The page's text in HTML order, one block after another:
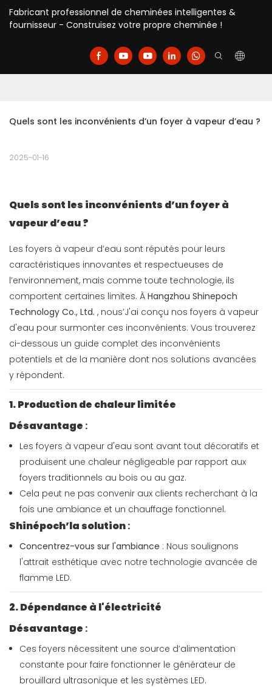
Fabricant professionnel de cheminées intelligentes &
fournisseur - Construisez votre propre cheminée !
Quels sont les inconvénients d’un foyer à vapeur d’eau ?
2025-01-16
Quels sont les inconvénients d’un foyer à
vapeur d’eau ?
Les foyers à vapeur d’eau sont réputés pour leurs
caractéristiques innovantes et respectueuses de
l’environnement, mais comme toute technologie, ils
comportent certaines limites. À Hangzhou Shinepoch
Technology Co., Ltd. , nous’J'ai conçu nos foyers à vapeur
d'eau pour surmonter ces inconvénients. Vous trouverez
ci-dessous un guide complet des inconvénients
potentiels et de la manière dont nos solutions avancées
y répondent.
1. Production de chaleur limitée
Désavantage :
Les foyers à vapeur d'eau sont avant tout décoratifs et
produisent une chaleur négligeable par rapport aux
foyers traditionnels au bois ou au gaz.
Cela peut ne pas convenir aux clients recherchant à la
fois une ambiance et un chauffage fonctionnel.
Shinépoch’la solution:
Concentrez-vous sur l'ambiance : Nous soulignons
l'attrait esthétique avec notre technologie avancée de
flamme LED.
2. Dépendance à l'électricité
Désavantage :
Ces foyers nécessitent une source d’alimentation
constante pour faire fonctionner le générateur de
brouillard ultrasonique et les systèmes LED.